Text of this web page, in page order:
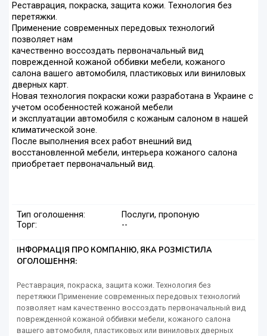
Реставрация, покраска, защита кожи. Технология без
перетяжки.
Применение современных передовых технологий
позволяет нам
качественно воссоздать первоначальный вид
поврежденной кожаной оббивки мебели, кожаного
салона вашего автомобиля, пластиковых или виниловых
дверных карт.
Новая технология покраски кожи разработана в Украине с
учетом особенностей кожаной мебели
и эксплуатации автомобиля с кожаным салоном в нашей
климатической зоне.
После выполнения всех работ внешний вид
восстановленной мебели, интерьера кожаного салона
приобретает первоначальный вид.
Тип оголошення:
Послуги, пропоную
Торг:
--
ІНФОРМАЦІЯ ПРО КОМПАНІЮ, ЯКА РОЗМІСТИЛА
ОГОЛОШЕННЯ:
Реставрация, покраска, защита кожи. Технология без
перетяжки Применение современных передовых технологий
позволяет нам качественно воссоздать первоначальный вид
поврежденной кожаной оббивки мебели, кожаного салона
вашего автомобиля, пластиковых или виниловых дверных